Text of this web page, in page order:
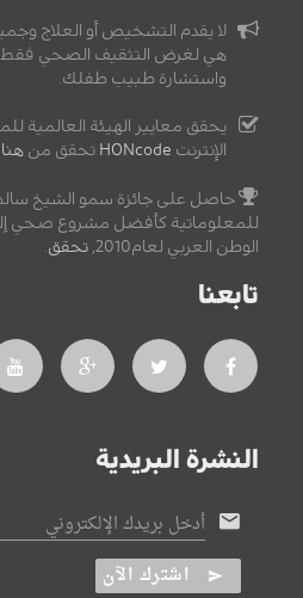
لا يقدم التشخيص أو العلاج
هي لغرض التثقيف الصحي فقط
واستشارة طبيب طفلك.
يحقق معايير الهيئة العالمية
الإنترنت HONcode تحقق من هنا
حاصل على جائزة سمو الشيخ
للمعلوماتية كأفضل مشروع صحي
الوطن العربي لعام2010,
تحقق.
تابعنا
النشرة البريدية
أدخل بريدك الإلكتروني
اشترك الآن